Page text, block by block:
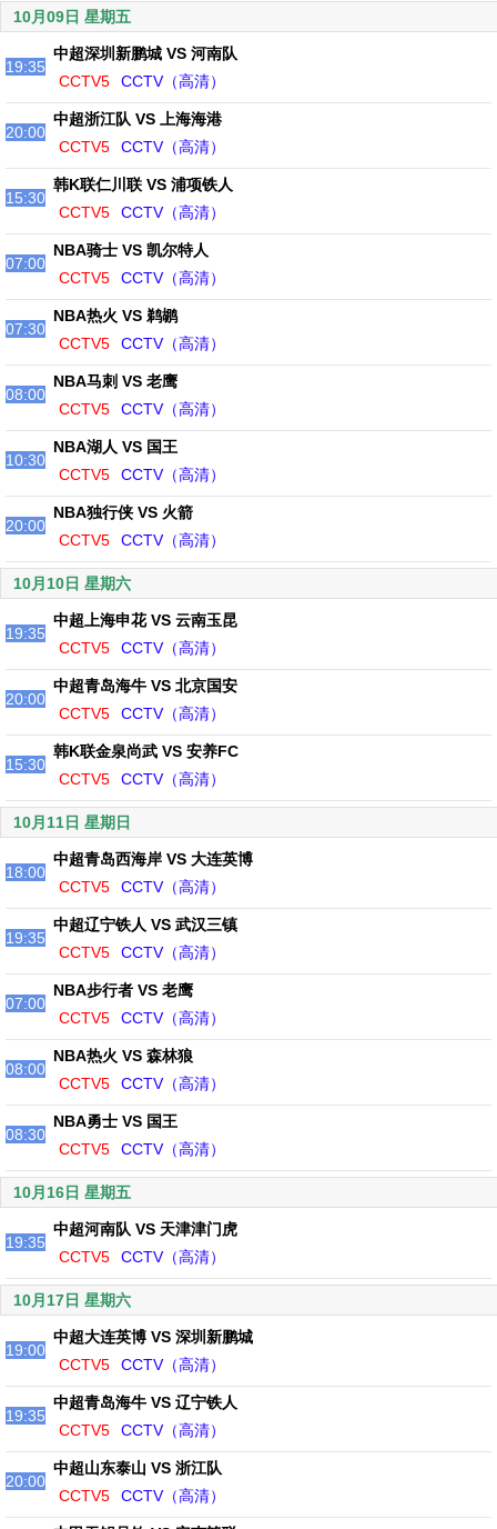
10月09日 星期五
19:35
中超深圳新鹏城 VS 河南队
CCTV5
CCTV（高清）
20:00
中超浙江队 VS 上海海港
CCTV5
CCTV（高清）
15:30
韩K联仁川联 VS 浦项铁人
CCTV5
CCTV（高清）
07:00
NBA骑士 VS 凯尔特人
CCTV5
CCTV（高清）
07:30
NBA热火 VS 鹈鹕
CCTV5
CCTV（高清）
08:00
NBA马刺 VS 老鹰
CCTV5
CCTV（高清）
10:30
NBA湖人 VS 国王
CCTV5
CCTV（高清）
20:00
NBA独行侠 VS 火箭
CCTV5
CCTV（高清）
10月10日 星期六
19:35
中超上海申花 VS 云南玉昆
CCTV5
CCTV（高清）
20:00
中超青岛海牛 VS 北京国安
CCTV5
CCTV（高清）
15:30
韩K联金泉尚武 VS 安养FC
CCTV5
CCTV（高清）
10月11日 星期日
18:00
中超青岛西海岸 VS 大连英博
CCTV5
CCTV（高清）
19:35
中超辽宁铁人 VS 武汉三镇
CCTV5
CCTV（高清）
07:00
NBA步行者 VS 老鹰
CCTV5
CCTV（高清）
08:00
NBA热火 VS 森林狼
CCTV5
CCTV（高清）
08:30
NBA勇士 VS 国王
CCTV5
CCTV（高清）
10月16日 星期五
19:35
中超河南队 VS 天津津门虎
CCTV5
CCTV（高清）
10月17日 星期六
19:00
中超大连英博 VS 深圳新鹏城
CCTV5
CCTV（高清）
19:35
中超青岛海牛 VS 辽宁铁人
CCTV5
CCTV（高清）
20:00
中超山东泰山 VS 浙江队
CCTV5
CCTV（高清）